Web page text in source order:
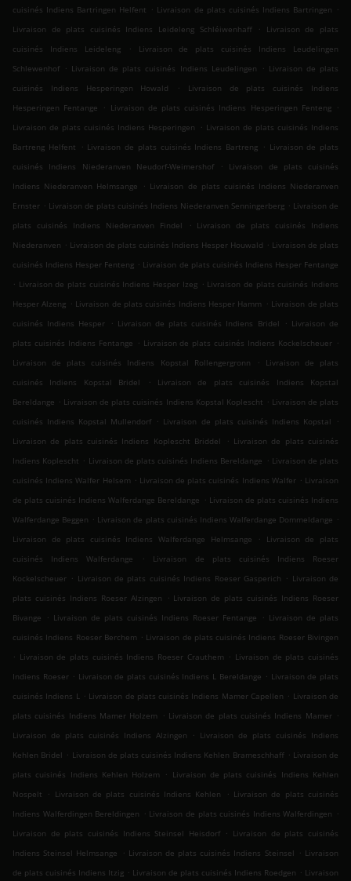
cuisinés Indiens Bartringen Helfent . Livraison de plats cuisinés Indiens Bartringen .
Livraison de plats cuisinés Indiens Leideleng Schléiwenhaff
.
Livraison de plats
cuisinés Indiens Leideleng
.
Livraison de plats cuisinés Indiens Leudelingen
Schlewenhof . Livraison de plats cuisinés Indiens Leudelingen . Livraison de plats
cuisinés Indiens Hesperingen Howald
.
Livraison de plats cuisinés Indiens
Hesperingen Fentange
. Livraison de plats cuisinés Indiens Hesperingen Fenteng .
Livraison de plats cuisinés Indiens Hesperingen
. Livraison de plats cuisinés Indiens
Bartreng Helfent
. Livraison de plats cuisinés Indiens Bartreng . Livraison de plats
cuisinés Indiens Niederanven Neudorf-Weimershof
.
Livraison de plats cuisinés
Indiens Niederanven Helmsange
. Livraison de plats cuisinés Indiens Niederanven
Ernster . Livraison de plats cuisinés Indiens Niederanven Senningerberg . Livraison de
plats cuisinés Indiens Niederanven Findel
. Livraison de plats cuisinés Indiens
Niederanven . Livraison de plats cuisinés Indiens Hesper Houwald . Livraison de plats
cuisinés Indiens Hesper Fenteng . Livraison de plats cuisinés Indiens Hesper Fentange
. Livraison de plats cuisinés Indiens Hesper Izeg . Livraison de plats cuisinés Indiens
Hesper Alzeng . Livraison de plats cuisinés Indiens Hesper Hamm . Livraison de plats
cuisinés Indiens Hesper
. Livraison de plats cuisinés Indiens Bridel . Livraison de
plats cuisinés Indiens Fentange . Livraison de plats cuisinés Indiens Kockelscheuer .
Livraison de plats cuisinés Indiens Kopstal Rollengergronn
.
Livraison de plats
cuisinés Indiens Kopstal Bridel
.
Livraison de plats cuisinés Indiens Kopstal
Bereldange . Livraison de plats cuisinés Indiens Kopstal Koplescht . Livraison de plats
cuisinés Indiens Kopstal Mullendorf . Livraison de plats cuisinés Indiens Kopstal
.
Livraison de plats cuisinés Indiens Koplescht Briddel
. Livraison de plats cuisinés
Indiens Koplescht . Livraison de plats cuisinés Indiens Bereldange . Livraison de plats
cuisinés Indiens Walfer Helsem . Livraison de plats cuisinés Indiens Walfer . Livraison
de plats cuisinés Indiens Walferdange Bereldange . Livraison de plats cuisinés Indiens
Walferdange Beggen . Livraison de plats cuisinés Indiens Walferdange Dommeldange .
Livraison de plats cuisinés Indiens Walferdange Helmsange
.
Livraison de plats
cuisinés Indiens Walferdange
.
Livraison de plats cuisinés Indiens Roeser
Kockelscheuer . Livraison de plats cuisinés Indiens Roeser Gasperich . Livraison de
plats cuisinés Indiens Roeser Alzingen
. Livraison de plats cuisinés Indiens Roeser
Bivange
. Livraison de plats cuisinés Indiens Roeser Fentange . Livraison de plats
cuisinés Indiens Roeser Berchem . Livraison de plats cuisinés Indiens Roeser Bivingen
. Livraison de plats cuisinés Indiens Roeser Crauthem . Livraison de plats cuisinés
Indiens Roeser . Livraison de plats cuisinés Indiens L Bereldange . Livraison de plats
cuisinés Indiens L . Livraison de plats cuisinés Indiens Mamer Capellen . Livraison de
plats cuisinés Indiens Mamer Holzem
. Livraison de plats cuisinés Indiens Mamer .
Livraison de plats cuisinés Indiens Alzingen
. Livraison de plats cuisinés Indiens
Kehlen Bridel . Livraison de plats cuisinés Indiens Kehlen Brameschhaff . Livraison de
plats cuisinés Indiens Kehlen Holzem
. Livraison de plats cuisinés Indiens Kehlen
Nospelt
. Livraison de plats cuisinés Indiens Kehlen . Livraison de plats cuisinés
Indiens Walferdingen Bereldingen . Livraison de plats cuisinés Indiens Walferdingen .
Livraison de plats cuisinés Indiens Steinsel Heisdorf . Livraison de plats cuisinés
Indiens Steinsel Helmsange
. Livraison de plats cuisinés Indiens Steinsel . Livraison
de plats cuisinés Indiens Itzig . Livraison de plats cuisinés Indiens Roedgen . Livraison